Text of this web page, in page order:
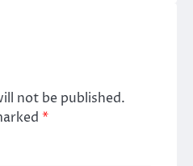
not be published.
*